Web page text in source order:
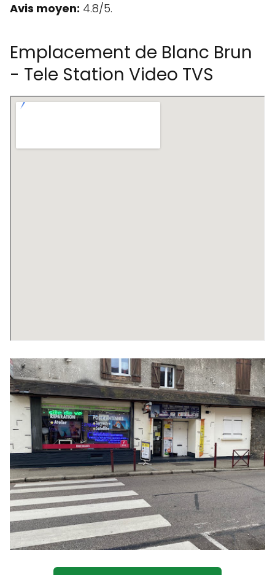
Avis moyen: 4.8/5.
Emplacement de Blanc Brun
- Tele Station Video TVS